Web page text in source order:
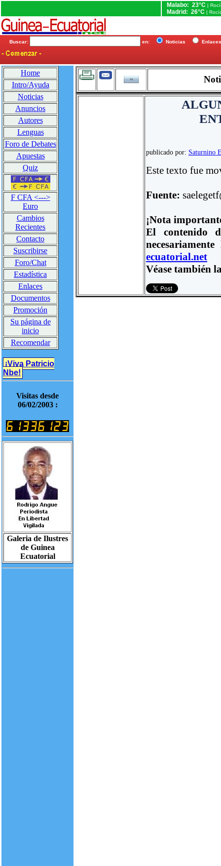
Malabo: 23°C |
Madrid: 26°C |
Buscar: en: Noticias
Home
Intro/Ayuda
Noticias
Anuncios
Autores
Lenguas
Foro de Debates
Apuestas
Quiz
F CFA <--->
Euro
Cambios
Recientes
Contacto
Suscribirse
Foro/Chat
Estadística
Enlaces
Documentos
Promoción
Su página de
inicio
Recomendar
¡Viva Patricio
Nbe!
Visitas desde
06/02/2003 :
Galeria de Ilustres
de Guinea
Ecuatorial
publicado por: Saturnino
Este texto fue
Fuente:
¡Nota
El contenido
ecuatorial.net
Véase también